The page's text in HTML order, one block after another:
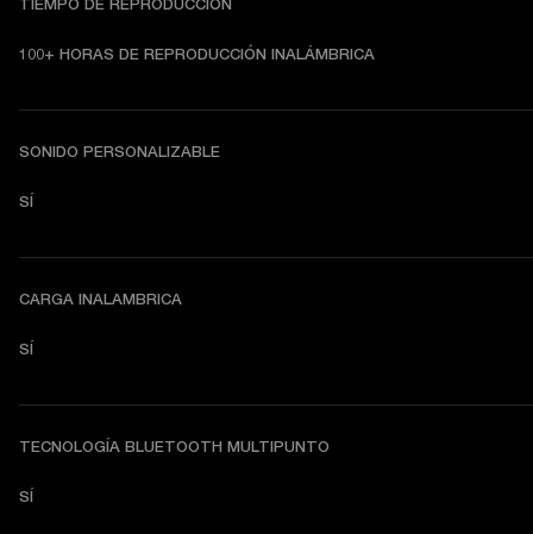
TIEMPO DE REPRODUCCIÓN
100+ HORAS DE REPRODUCCIÓN INALÁMBRICA
SONIDO PERSONALIZABLE
SÍ
CARGA INALAMBRICA
SÍ
TECNOLOGÍA BLUETOOTH MULTIPUNTO
SÍ